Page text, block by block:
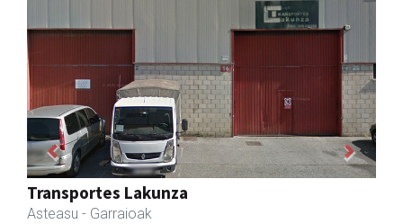
Javier Iraola harategia
Asteasu - Harategiak
Previous Next